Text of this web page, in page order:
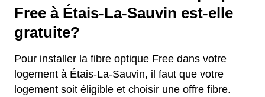
Free à Étais-La-Sauvin est-elle
gratuite?
Pour installer la fibre optique Free dans votre
logement à Étais-La-Sauvin, il faut que votre
logement soit éligible et choisir une offre fibre.